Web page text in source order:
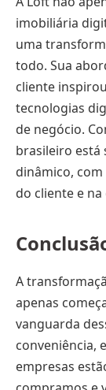
imobiliária
uma
todo. Sua
cliente
tecnologias
de negócio.
brasileiro está
dinâmico,
do cliente e
A
apenas
vanguarda
conveniência,
empresas